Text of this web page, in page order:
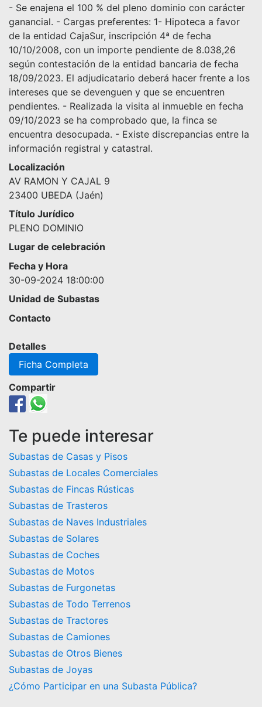
- Se enajena el 100 % del pleno dominio con carácter
ganancial. - Cargas preferentes: 1- Hipoteca a favor
de la entidad CajaSur, inscripción 4ª de fecha
10/10/2008, con un importe pendiente de 8.038,26
según contestación de la entidad bancaria de fecha
18/09/2023. El adjudicatario deberá hacer frente a los
intereses que se devenguen y que se encuentren
pendientes. - Realizada la visita al inmueble en fecha
09/10/2023 se ha comprobado que, la finca se
encuentra desocupada. - Existe discrepancias entre la
información registral y catastral.
Localización
AV RAMON Y CAJAL 9
23400 UBEDA (Jaén)
Título Jurídico
PLENO DOMINIO
Lugar de celebración
Fecha y Hora
30-09-2024 18:00:00
Unidad de Subastas
Contacto
Detalles
Ficha Completa
Compartir
Te puede interesar
Subastas de Casas y Pisos
Subastas de Locales Comerciales
Subastas de Fincas Rústicas
Subastas de Trasteros
Subastas de Naves Industriales
Subastas de Solares
Subastas de Coches
Subastas de Motos
Subastas de Furgonetas
Subastas de Todo Terrenos
Subastas de Tractores
Subastas de Camiones
Subastas de Otros Bienes
Subastas de Joyas
¿Cómo Participar en una Subasta Pública?